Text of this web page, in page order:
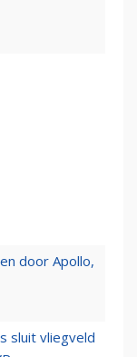
door Apollo,
sluit vliegveld